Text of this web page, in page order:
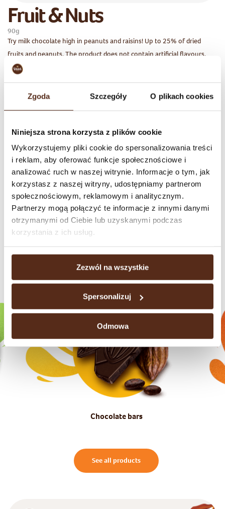
Zgoda Szczegóły O plikach cookies
Niniejsza strona korzysta z plików cookie
Wykorzystujemy pliki cookie do spersonalizowania treści
i reklam, aby oferować funkcje społecznościowe i
analizować ruch w naszej witrynie. Informacje o tym, jak
korzystasz z naszej witryny, udostępniamy partnerom
społecznościowym, reklamowym i analitycznym.
Partnerzy mogą połączyć te informacje z innymi danymi
otrzymanymi od Ciebie lub uzyskanymi podczas
korzystania z ich usług.
Zezwól na wszystkie
Spersonalizuj
Odmowa
Fruit & Nuts
90g
Try milk chocolate high in peanuts and raisins! Up to 25% of dried
fruits and peanuts. The product does not contain artificial flavours,
and E476.
Available packaging
Fruit & Nuts
90g
Check our brands
Chocolate bars
See all products